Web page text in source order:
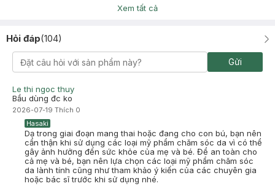
dành thời gian đánh giá. Sự hài lòng của khách hàng là động
lượng dịch vụ. Cảm ơn bạn đã tin tưởng và mua sắm tại
Hasaki!
Nguyễn Thêu
2025-07-12
shop ơi mình đặt lộn 2 chai dầu gội shop có thể đổi lại cho mình
chai dầu xả ko shop . mình cảm ơn shop nhiều
Hasaki -2025-07-12
Xem tất cả
Hỏi đáp(104)
Gửi
Le thi ngoc thuy
Bầu dùng đc ko
2026-07-19 Thích 0
Hasaki
Dạ trong giai đoạn mang thai hoặc đang cho con bú, bạn nên
cẩn thận khi sử dụng các loại mỹ phẩm chăm sóc da vì có thể
gây ảnh hưởng đến sức khỏe của mẹ và bé. Để an toàn cho
cả mẹ và bé, bạn nên lựa chọn các loại mỹ phẩm chăm sóc
da lành tính cũng như tham khảo ý kiến của các chuyên gia
hoặc bác sĩ trước khi sử dụng nhé.